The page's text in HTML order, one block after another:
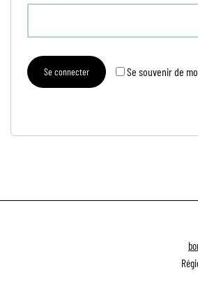
Se souvenir de
Se connecter